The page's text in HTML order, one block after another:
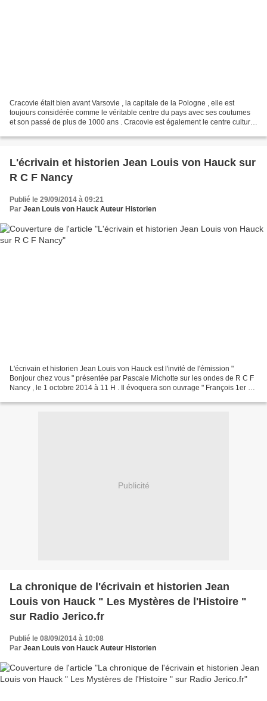
Cracovie était bien avant Varsovie , la capitale de la Pologne , elle est
toujours considérée comme le véritable centre du pays avec ses coutumes
et son passé de plus de 1000 ans . Cracovie est également le centre culturel
L'écrivain et historien Jean Louis von Hauck sur
R C F Nancy
Publié le 29/09/2014 à 09:21
Par Jean Louis von Hauck Auteur Historien
L'écrivain et historien Jean Louis von Hauck est l'invité de l'émission "
Bonjour chez vous " présentée par Pascale Michotte sur les ondes de R C F
Nancy , le 1 octobre 2014 à 11 H . Il évoquera son ouvrage " François 1er du
Publicité
La chronique de l'écrivain et historien Jean
Louis von Hauck " Les Mystères de l'Histoire "
sur Radio Jerico.fr
Publié le 08/09/2014 à 10:08
Par Jean Louis von Hauck Auteur Historien